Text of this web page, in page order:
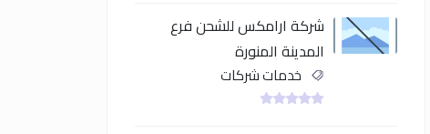
شركة ارامكس للشحن فرع
المدينة المنورة
خدمات شركات